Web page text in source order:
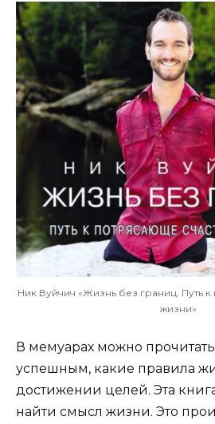
Ник Вуйчич «Жизнь без границ. Путь
жизни»
В мемуарах можно прочитать,
успешным, какие правила
достижении целей. Эта
найти смысл жизни. Это